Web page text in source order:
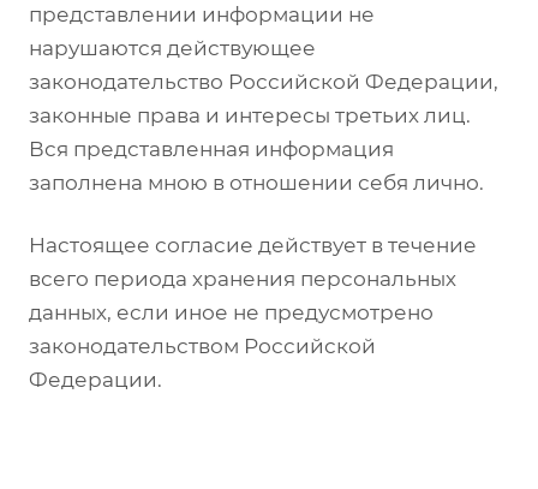
представлении информации не
нарушаются действующее
законодательство Российской Федерации,
законные права и интересы третьих лиц.
Вся представленная информация
заполнена мною в отношении себя лично.
Настоящее согласие действует в течение
всего периода хранения персональных
данных, если иное не предусмотрено
законодательством Российской
Федерации.